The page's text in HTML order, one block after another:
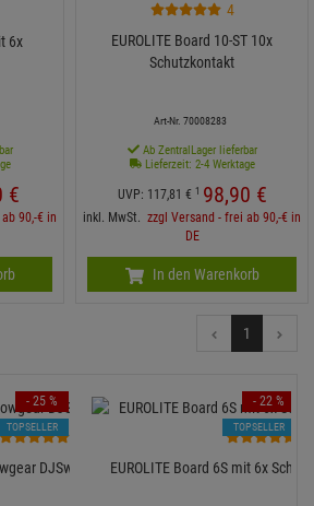
6x
€
90,-€ in
4
EUROLITE Board 10-ST 10x
Schutzkontakt
Art-Nr. 70008283
Ab ZentralLager lieferbar
Lieferzeit: 2-4 Werktage
UVP: 117,81 € 1 98,90 €
inkl. MwSt. zzgl Versand - frei ab 90,-€ in
DE
In den Warenkorb
1
DJSwitch 8
- 25 %
TOPSELLER
EUROLITE Board 6S mit 6x
- 22 %
TOPSELLER